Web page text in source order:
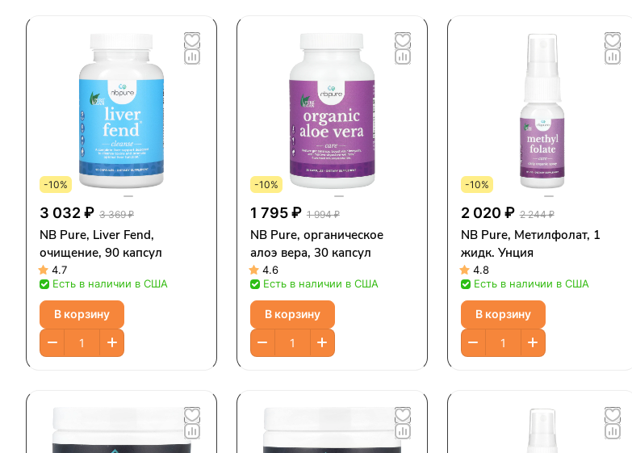
-10%
3 032 ₽ 3 369 ₽
NB Pure, Liver Fend,
очищение, 90 капсул
4.7
Есть в наличии в США
В корзину
-10%
1 795 ₽ 1 994 ₽
NB Pure, органическое
алоэ вера, 30 капсул
4.6
Есть в наличии в США
В корзину
-10%
2 020 ₽ 2 244 ₽
NB Pure, Метилфолат, 1
жидк. Унция
4.8
Есть в наличии в США
В корзину